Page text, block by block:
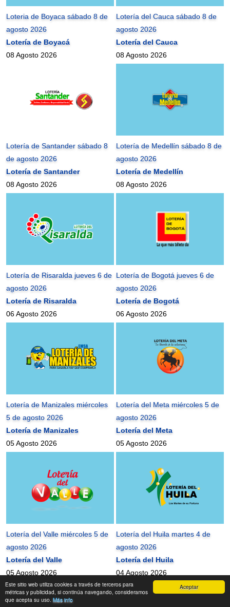
Aceptar
Este sitio web utiliza cookies a través de terceros para
métricas y publicidad, si continúa navegando, consideramos
que acepta su uso. Más info
Loteria de Boyaca sábado 8 de
agosto 2026
Lotería de Boyacá
08 Agosto 2026
Lotería del Cauca sábado 8 de
agosto 2026
Lotería del Cauca
08 Agosto 2026
Lotería de Santander sábado 8
de agosto 2026
Lotería de Santander
08 Agosto 2026
Lotería de Medellín sábado 8 de
agosto 2026
Lotería de Medellín
08 Agosto 2026
Lotería de Risaralda jueves 6 de
agosto 2026
Lotería de Risaralda
06 Agosto 2026
Lotería de Bogotá jueves 6 de
agosto 2026
Lotería de Bogotá
06 Agosto 2026
Lotería de Manizales miércoles
5 de agosto 2026
Lotería de Manizales
05 Agosto 2026
Lotería del Meta miércoles 5 de
agosto 2026
Lotería del Meta
05 Agosto 2026
Lotería del Valle miércoles 5 de
agosto 2026
Lotería del Valle
05 Agosto 2026
Lotería del Huila martes 4 de
agosto 2026
Lotería del Huila
04 Agosto 2026
mundonets2010-2026 ©
Contactanos|